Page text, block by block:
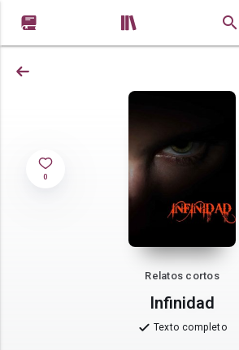

0
Relatos cortos
Infinidad
Texto completo